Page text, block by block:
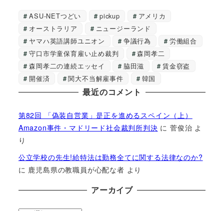
ASU-NETつどい pickup
アメリカ
オーストラリア
ニュージーランド
ヤマハ英語講師ユニオン
争議行為
労働組合
守口市学童保育雇い止め裁判
森岡孝二
森岡孝二の連続エッセイ
脇田滋
賃金窃盗
開催済
関大不当解雇事件 韓国
最近のコメント
第82回 「偽装自営業」是正を進めるスペイン（上）
Amazon事件・マドリード社会裁判所判決 に菅俊治 よ
り
公立学校の先生!給特法は勤務全てに関する法律なのか?
に 鹿児島県の教職員が心配な者 より
アーカイブ